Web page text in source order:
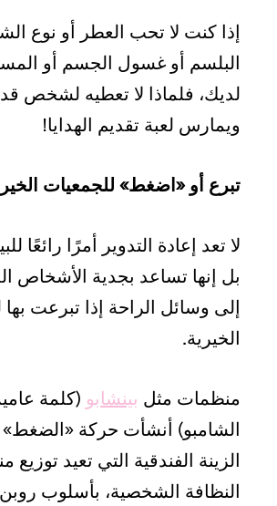
إذا كنت لا تحب العطر أو نوع
البلسم أو غسول الجسم أو
لديك، فلماذا لا تعطيه لشخص
ويمارس لعبة تقديم الهدايا!
تبرع أو «اضغط» للجمعيات
لا تعد إعادة التدوير أمرًا رائعًا
بل إنها تساعد بجدية الأشخاص
إلى وسائل الراحة إذا تبرعت
الخيرية.
منظمات مثل بينشابو (كلمة
الشامبو) أنشأت حركة
الزينة الفندقية التي تعيد توزيع
النظافة الشخصية، بأسلوب